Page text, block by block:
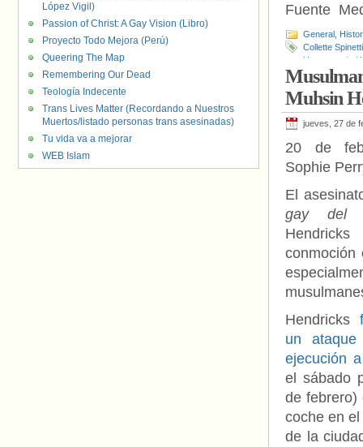
Fuente
General
Collette Spinetti
Humanos de
Muhsin
jueves, 27 de
20 de
Sophie
El
gay del
conmoción
Hendricks
un ataque
ejecución
el sábado
de febrero)
coche en
de la
López Vigil)
Passion of Christ: A Gay Vision (Libro)
Proyecto Todo Mejora (Perú)
Queering The Map
Remembering Our Dead
Teología Indecente
Trans Lives Matter (Recordando a Nuestros
Muertos/listado personas trans asesinadas)
Tu vida va a mejorar
WEB Islam